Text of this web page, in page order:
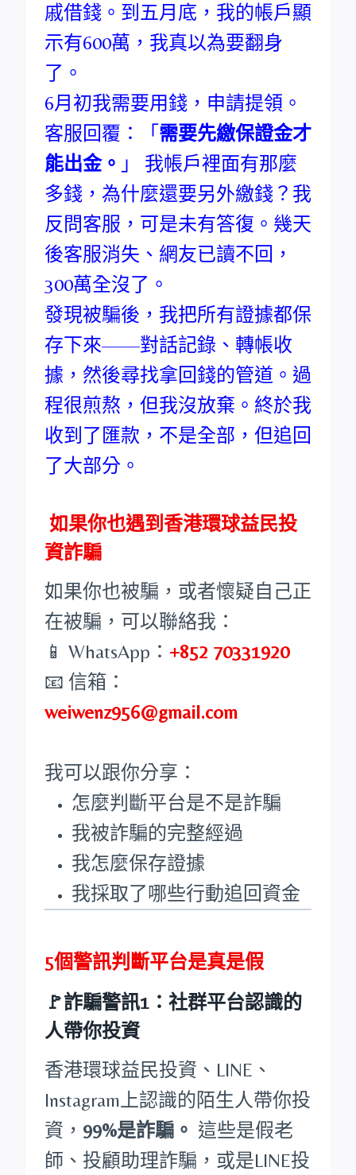
戚借錢。到五月底，我的帳戶顯
示有600萬，我真以為要翻身
了。
6月初我需要用錢，申請提領。
客服回覆：「 需要先繳保證金才
能出金。 」 我帳戶裡面有那麼
多錢，為什麼還要另外繳錢？我
反問客服，可是未有答復。幾天
後客服消失、網友已讀不回，
300萬全沒了。
發現被騙後，我把所有證據都保
存下來——對話記錄、轉帳收
據，然後尋找拿回錢的管道。過
程很煎熬，但我沒放棄。終於我
收到了匯款，不是全部，但追回
了大部分。
如果你也遇到香港環球益民投
資詐騙
如果你也被騙，或者懷疑自己正
在被騙，可以聯絡我：
📱 WhatsApp： +852 70331920
📧 信箱：
weiwenz956@gmail.com
我可以跟你分享：
怎麼判斷平台是不是詐騙
我被詐騙的完整經過
我怎麼保存證據
我採取了哪些行動追回資金
5個警訊判斷平台是真是假
🚩詐騙警訊1：社群平台認識的
人帶你投資
香港環球益民投資、LINE、
Instagram上認識的陌生人帶你投
資， 99%是詐騙。 這些是假老
師、投顧助理詐騙，或是LINE投